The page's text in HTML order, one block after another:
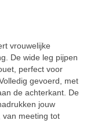
vrouwelijke
De wide leg pijpen
perfect voor
gevoerd, met
de achterkant. De
jouw
van meeting tot